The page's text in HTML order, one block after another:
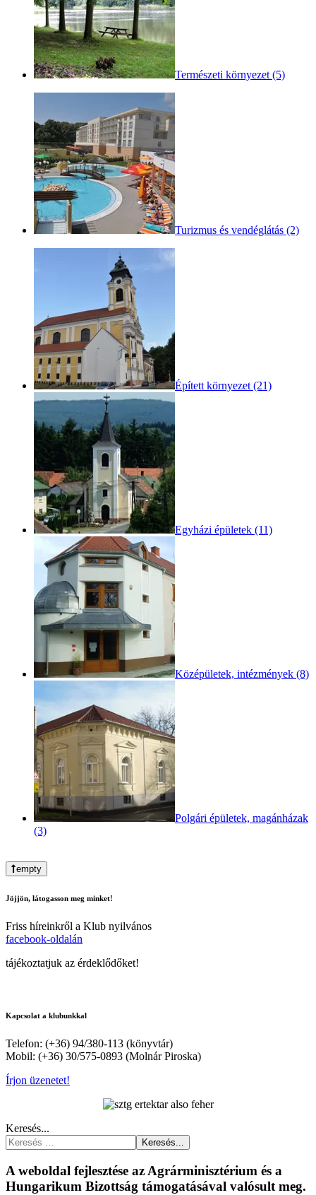
Természeti környezet (5)
Turizmus és vendéglátás (2)
Épített környezet (21)
Egyházi épületek (11)
Középületek, intézmények (8)
Polgári épületek, magánházak
(3)
empty
Jöjjön, látogasson meg minket!
Friss híreinkről a Klub nyilvános
facebook-oldalán
tájékoztatjuk az érdeklődőket!
Kapcsolat a klubunkkal
Telefon: (+36) 94/380-113 (könyvtár)
Mobil: (+36) 30/575-0893 (Molnár Piroska)
Írjon üzenetet!
Keresés...
Keresés...
A weboldal fejlesztése az Agrárminisztérium és a
Hungarikum Bizottság támogatásával valósult meg.